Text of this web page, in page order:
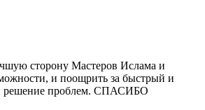
сторону Мастеров Ислама и
и поощрить за быстрый и
решение проблем. СПАСИБО